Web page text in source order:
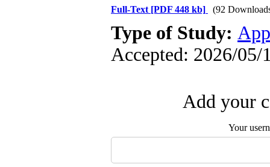
Full-Text [PDF 448 kb] (92
Type of Study:
Accepted: 2026/05/
Add your
Your